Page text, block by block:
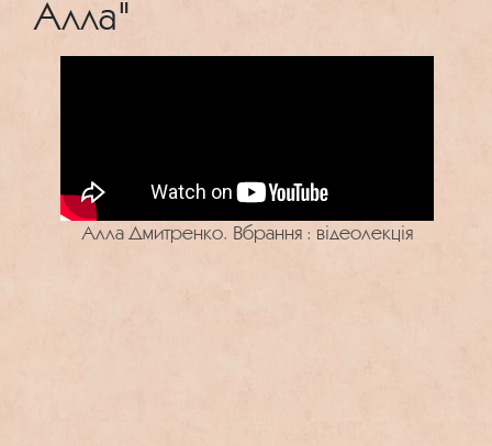
Алла"
Алла Дмитренко. Вбрання : відеолекція